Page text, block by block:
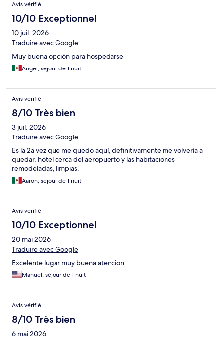
Avis vérifié
10/10 Exceptionnel
10 juil. 2026
Traduire avec Google
Muy buena opción para hospedarse
Angel, séjour de 1 nuit
Avis vérifié
8/10 Très bien
3 juil. 2026
Traduire avec Google
Es la 2a vez que me quedo aquí, definitivamente me volvería a
quedar, hotel cerca del aeropuerto y las habitaciones
remodeladas, limpias.
Aaron, séjour de 1 nuit
Avis vérifié
10/10 Exceptionnel
20 mai 2026
Traduire avec Google
Excelente lugar muy buena atencion
Manuel, séjour de 1 nuit
Avis vérifié
8/10 Très bien
6 mai 2026